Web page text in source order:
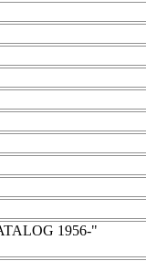
1956-"